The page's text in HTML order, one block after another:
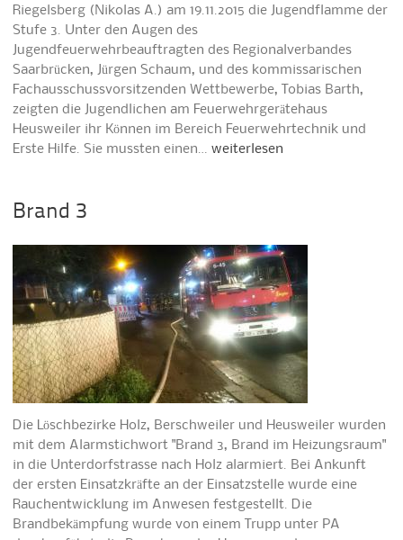
Riegelsberg (Nikolas A.) am 19.11.2015 die Jugendflamme der
Stufe 3. Unter den Augen des
Jugendfeuerwehrbeauftragten des Regionalverbandes
Saarbrücken, Jürgen Schaum, und des kommissarischen
Fachausschussvorsitzenden Wettbewerbe, Tobias Barth,
zeigten die Jugendlichen am Feuerwehrgerätehaus
Heusweiler ihr Können im Bereich Feuerwehrtechnik und
Erste Hilfe. Sie mussten einen…weiterlesen
Brand 3
Die Löschbezirke Holz, Berschweiler und Heusweiler wurden
mit dem Alarmstichwort "Brand 3, Brand im Heizungsraum"
in die Unterdorfstrasse nach Holz alarmiert. Bei Ankunft
der ersten Einsatzkräfte an der Einsatzstelle wurde eine
Rauchentwicklung im Anwesen festgestellt. Die
Brandbekämpfung wurde von einem Trupp unter PA